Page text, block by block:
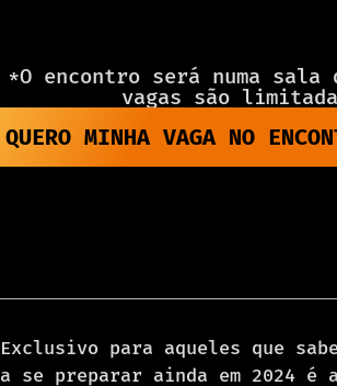
*O encontro será numa sala
vagas são
QUERO MINHA VAGA NO
Exclusivo para aqueles que
a se preparar ainda em 2024 é